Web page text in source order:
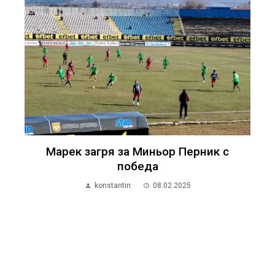
Марек загря за Миньор Перник с
победа
konstantin 08.02.2025